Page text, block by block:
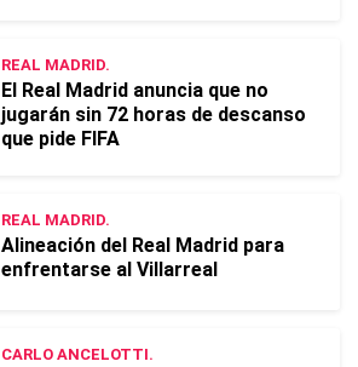
REAL MADRID.
El Real Madrid anuncia que no
jugarán sin 72 horas de descanso
que pide FIFA
REAL MADRID.
Alineación del Real Madrid para
enfrentarse al Villarreal
CARLO ANCELOTTI.